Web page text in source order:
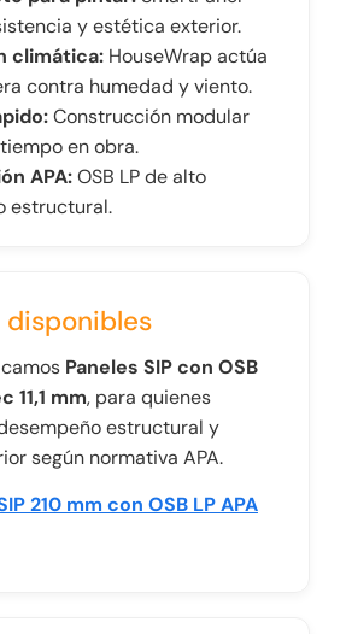
y estética exterior.
climática: HouseWrap actúa
contra humedad y viento.
Construcción modular
en obra.
APA:OSB LP de alto
estructural.
disponibles
Paneles SIP con OSB
11,1 mm, para quienes
estructural y
según normativa APA.
210 mm con OSB LP APA